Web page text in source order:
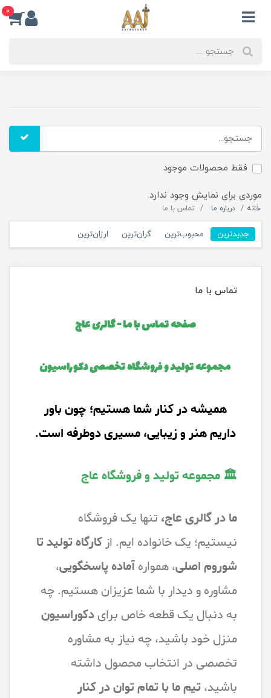
0
فقط محصولات موجود
موردی برای نمایش وجود ندارد.
خانه درباره ما تماس با ما
جدیدترین محبوب‌ترین گران‌ترین ارزان‌ترین
تماس با ما
صفحه تماس با ما - گالری عاج
مجموعه تولید و فروشگاه تخصصی دکوراسیون
همیشه در کنار شما هستیم؛ چون باور
داریم هنر و زیبایی، مسیری دوطرفه است.
🏛️ مجموعه تولید و فروشگاه عاج
ما در گالری عاج، تنها یک فروشگاه
نیستیم؛ یک خانواده ایم. از کارگاه تولید تا
شوروم اصلی، هموارهآمادهپاسخگویی،
مشاوره و دیدار با شما عزیزان هستیم. چه
به دنبال یک قطعه خاص برایدکوراسیون
منزل خود باشید، چه نیاز به مشاوره
تخصصی در انتخاب محصول داشته
باشید،تیم ما با تمام توان در کنار